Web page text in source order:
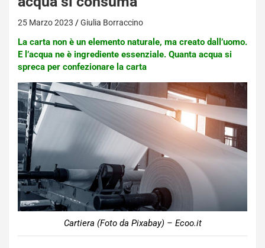
25 Marzo 2023 Giulia Borraccino
La carta non è un elemento naturale, ma creato dall’uomo.
E l’acqua ne è ingrediente essenziale. Quanta acqua si
spreca per confezionare la carta
Cartiera (Foto da Pixabay) – Ecoo.it